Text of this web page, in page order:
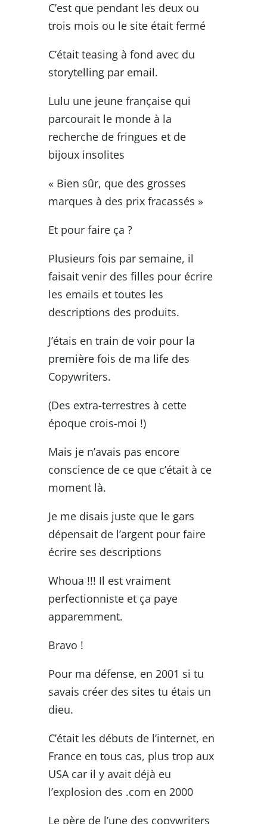
C’est que pendant les deux ou
trois mois ou le site était fermé
C’était teasing à fond avec du
storytelling par email.
Lulu une jeune française qui
parcourait le monde à la
recherche de fringues et de
bijoux insolites
« Bien sûr, que des grosses
marques à des prix fracassés »
Et pour faire ça ?
Plusieurs fois par semaine, il
faisait venir des filles pour écrire
les emails et toutes les
descriptions des produits.
J’étais en train de voir pour la
première fois de ma life des
Copywriters.
(Des extra-terrestres à cette
époque crois-moi !)
Mais je n’avais pas encore
conscience de ce que c’était à ce
moment là.
Je me disais juste que le gars
dépensait de l’argent pour faire
écrire ses descriptions
Whoua !!! Il est vraiment
perfectionniste et ça paye
apparemment.
Bravo !
Pour ma défense, en 2001 si tu
savais créer des sites tu étais un
dieu.
C’était les débuts de l’internet, en
France en tous cas, plus trop aux
USA car il y avait déjà eu
l’explosion des .com en 2000
Le père de l’une des copywriters